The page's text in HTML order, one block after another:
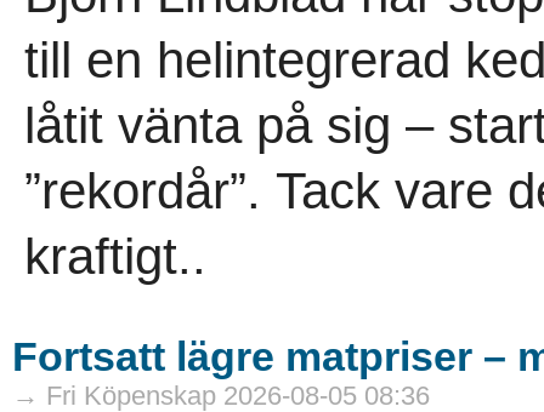
till en helintegrerad
låtit vänta på sig –
”rekordår”. Tack vare
kraftigt..
Fortsatt lägre matpriser –
→ Fri Köpenskap 2026-08-05 08:36